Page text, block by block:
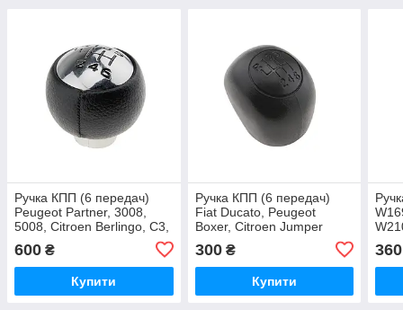
Ручка КПП (6 передач)
Peugeot Partner, 3008,
5008, Citroen Berlingo, C3,
600 ₴
Купити
Ручка КПП (6 передач)
Fiat Ducato, Peugeot
Boxer, Citroen Jumper
300₴
Купити
360